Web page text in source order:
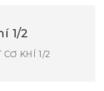
1/2
CƠ KHÍ 1/2